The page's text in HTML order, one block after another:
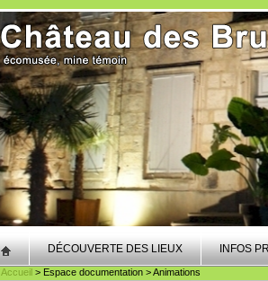
DÉCOUVERTE DES LIEUX INFOS
Accueil > Espace documentation > Animations